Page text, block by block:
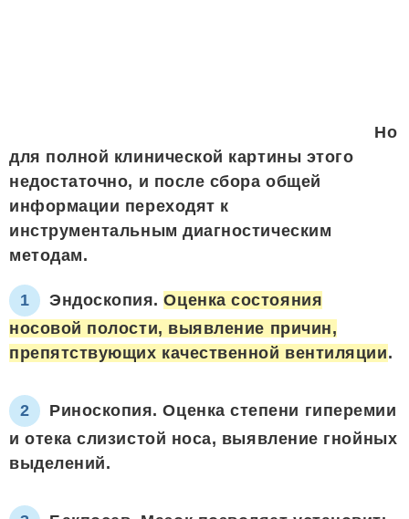
Но
для полной клинической картины этого
недостаточно, и после сбора общей
информации переходят к
инструментальным диагностическим
методам.
Эндоскопия.Оценка состояния
носовой полости, выявление причин,
препятствующих качественной вентиляции.
Риноскопия. Оценка степени гиперемии
и отека слизистой носа, выявление гнойных
выделений.